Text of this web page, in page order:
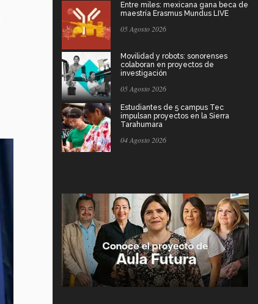
Entre miles: mexicana gana beca de
maestría Erasmus Mundus LIVE
05 Agosto 2026
Movilidad y robots: sonorenses
colaboran en proyectos de
investigación
05 Agosto 2026
Estudiantes de 5 campus Tec
impulsan proyectos en la Sierra
Tarahumara
04 Agosto 2026